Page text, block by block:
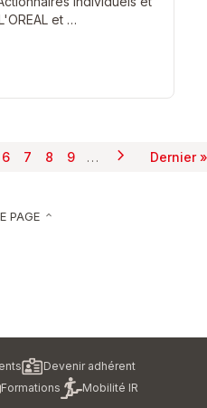
et …
Pagination
Page
6
Page
7
Page
8
Page
9 … Page
chevron_right Dernier »
PAGE keyboard_arrow_up
Devenir adhérent
Formations Mobilité IR